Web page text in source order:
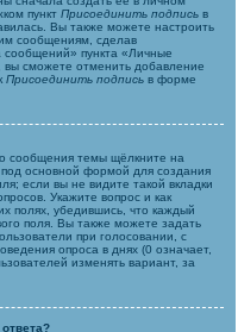
пункт Присоединить подпись в
Вы также можете настроить
сообщениям, сделав
сообщений» пункта «Личные
сможете отменить добавление
Присоединить подпись в форме
сообщения темы щёлкните на
под основной формой для создания
если вы не видите такой вкладки
Укажите вопрос и как
полях, убедившись, что каждый
поля. Вы также можете задать
при голосовании, с
опроса в днях (0 означает,
изменять вариант, за